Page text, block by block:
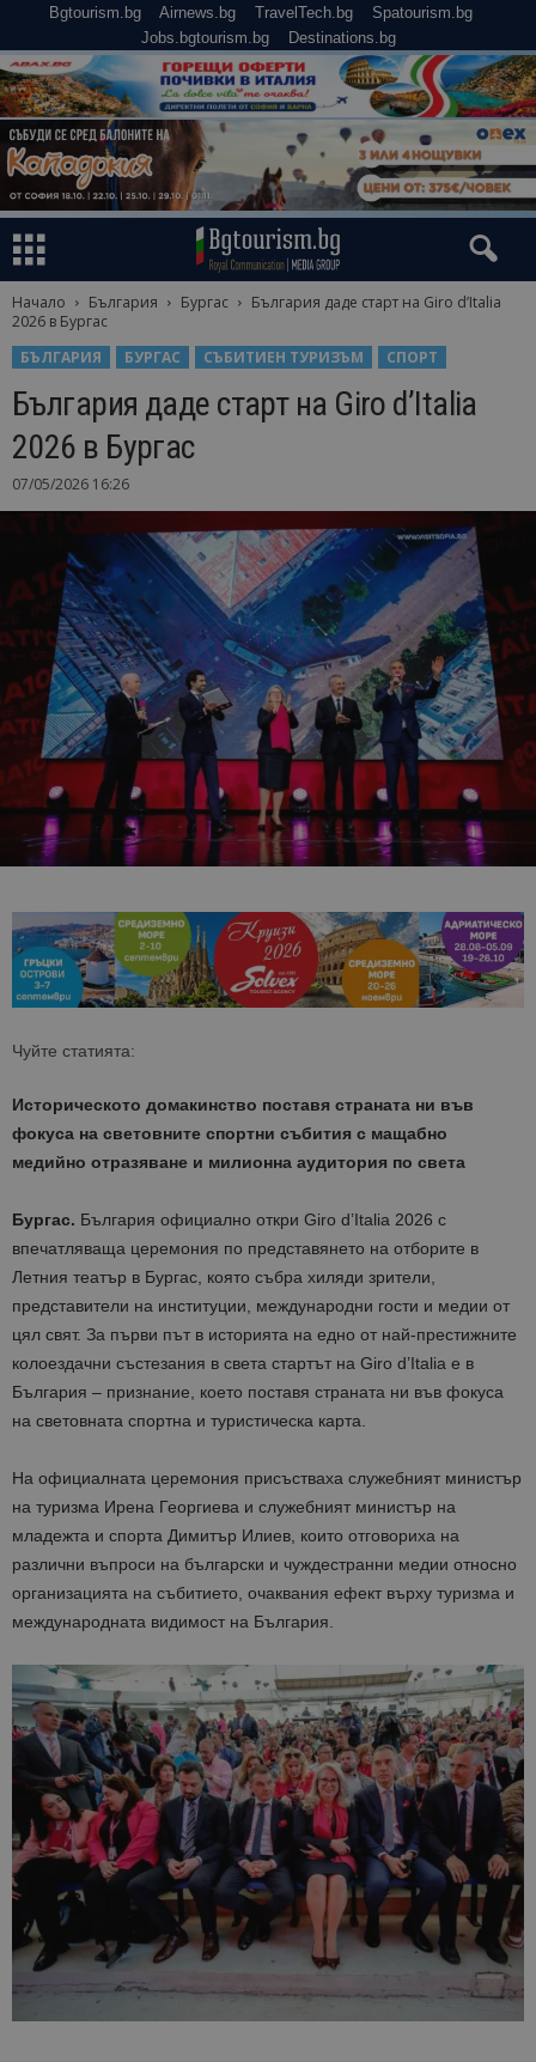
Bgtourism.bg Airnews.bg TravelTech.bg
Spatourism.bg
Jobs.bgtourism.bg
Destinations.bg
Начало България Бургас
България даде старт на Giro d’Italia
2026 в Бургас
БЪЛГАРИЯ
БУРГАС СЪБИТИЕН ТУРИЗЪМ СПОРТ
България даде старт на Giro d’Italia
2026 в Бургас
07/05/2026 16:26
Чуйте статията:
Историческото домакинство поставя страната ни във
фокуса на световните спортни събития с мащабно
медийно отразяване и милионна аудитория по света
Бургас. България официално откри Giro d’Italia 2026 с
впечатляваща церемония по представянето на отборите в
Летния театър в Бургас, която събра хиляди зрители,
представители на институции, международни гости и медии от
цял свят. За първи път в историята на едно от най-престижните
колоездачни състезания в света стартът на Giro d’Italia е в
България – признание, което поставя страната ни във фокуса
на световната спортна и туристическа карта.
На официалната церемония присъстваха служебният министър
на туризма Ирена Георгиева и служебният министър на
младежта и спорта Димитър Илиев, които отговориха на
различни въпроси на български и чуждестранни медии относно
организацията на събитието, очаквания ефект върху туризма и
международната видимост на България.